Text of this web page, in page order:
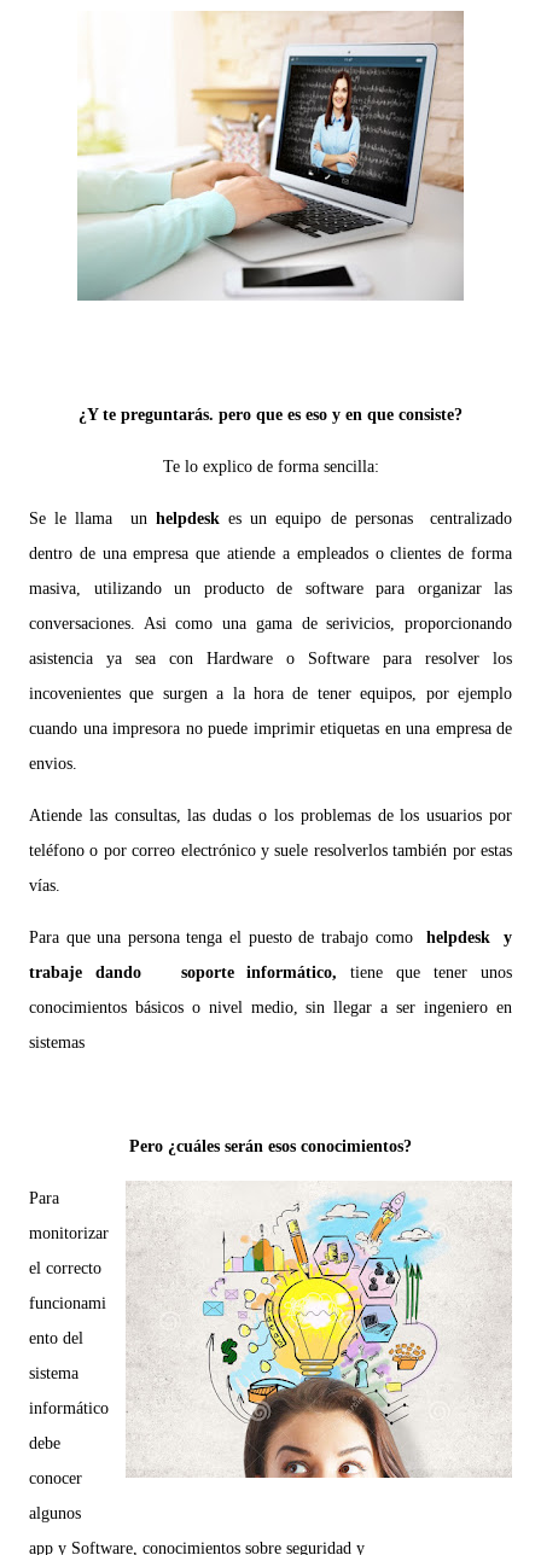
¿Y te preguntarás. pero que es eso y en que consiste?
Te lo explico de forma sencilla:
Se le llama un helpdeskes un equipo de personas centralizado
dentro de una empresa que atiende a empleados o clientes de forma
masiva, utilizando un producto de software para organizar las
conversaciones. Asi como una gama de serivicios, proporcionando
asistencia ya sea con Hardware o Software para resolver los
incovenientes que surgen a la hora de tener equipos, por ejemplo
cuando una impresora no puede imprimir etiquetas en una empresa de
envios.
Atiende las consultas, las dudas o los problemas de los usuarios por
teléfono o por correo electrónico y suele resolverlos también por estas
vías.
Para que una persona tenga el puesto de trabajo como helpdesk y
trabaje dando soporte informático, tiene que tener unos
conocimientos básicos o nivel medio, sin llegar a ser ingeniero en
sistemas
Pero ¿cuáles serán esos conocimientos?
Para
monitorizar
el correcto
funcionami
ento del
sistema
informático
debe
conocer
algunos
app y Software, conocimientos sobre seguridad y